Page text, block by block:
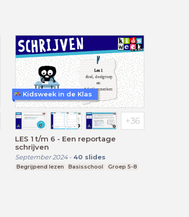
LES 1 t/m 6 - Een reportage
schrijven
September 2024- 40 slides
Begrijpend lezen Basisschool Groep 5-8
Kidsweek in de Klas